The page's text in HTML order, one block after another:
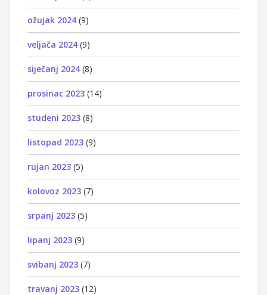
ožujak 2024 (9)
veljača 2024 (9)
siječanj 2024 (8)
prosinac 2023 (14)
studeni 2023 (8)
listopad 2023 (9)
rujan 2023 (5)
kolovoz 2023 (7)
srpanj 2023 (5)
lipanj 2023 (9)
svibanj 2023 (7)
travanj 2023 (12)